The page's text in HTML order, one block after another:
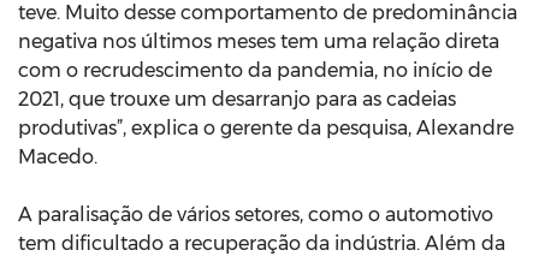
teve. Muito desse comportamento de predominância
negativa nos últimos meses tem uma relação direta
com o recrudescimento da pandemia, no início de
2021, que trouxe um desarranjo para as cadeias
produtivas”, explica o gerente da pesquisa, Alexandre
Macedo.
A paralisação de vários setores, como o automotivo
tem dificultado a recuperação da indústria. Além da